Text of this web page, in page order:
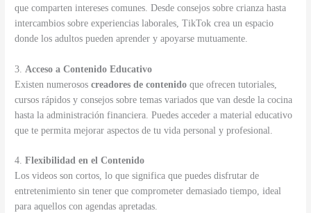
que comparten intereses comunes. Desde consejos sobre crianza hasta
intercambios sobre experiencias laborales, TikTok crea un espacio
donde los adultos pueden aprender y apoyarse mutuamente.
3. Acceso a Contenido Educativo
Existen numerososcreadores de contenido que ofrecen tutoriales,
cursos rápidos y consejos sobre temas variados que van desde la cocina
hasta la administración financiera. Puedes acceder a material educativo
que te permita mejorar aspectos de tu vida personal y profesional.
4.Flexibilidad en el Contenido
Los videos son cortos, lo que significa que puedes disfrutar de
entretenimiento sin tener que comprometer demasiado tiempo, ideal
para aquellos con agendas apretadas.